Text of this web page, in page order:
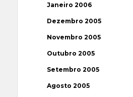
Janeiro 2006
Dezembro 2005
Novembro 2005
Outubro 2005
Setembro 2005
Agosto 2005